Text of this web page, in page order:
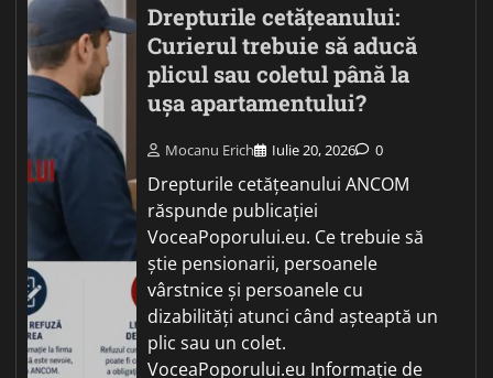
Drepturile cetățeanului:
Curierul trebuie să aducă
plicul sau coletul până la
ușa apartamentului?
Mocanu Erich Iulie 20, 2026 0
Drepturile cetățeanului ANCOM
răspunde publicației
VoceaPoporului.eu. Ce trebuie să
știe pensionarii, persoanele
vârstnice și persoanele cu
dizabilități atunci când așteaptă un
plic sau un colet.
VoceaPoporului.eu Informație de